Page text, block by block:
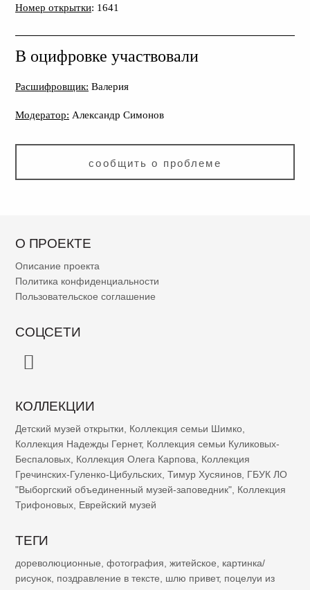
Номер открытки: 1641
В оцифровке участвовали
Расшифровщик: Валерия
Модератор: Александр Симонов
сообщить о проблеме
О ПРОЕКТЕ
Описание проекта
Политика конфиденциальности
Пользовательское соглашение
СОЦСЕТИ
КОЛЛЕКЦИИ
Детский музей открытки Коллекция семьи Шимко
Коллекция Надежды Гернет, Коллекция семьи Куликовых-
Беспаловых Коллекция Олега Карпова
Коллекция
Гречинских-Гуленко-Цибульских Тимур Хусяинов ГБУК ЛО
"Выборгский объединенный музей-заповедник" Коллекция
Трифоновых Еврейский музей
ТЕГИ
дореволюционные фотография житейское
картинка/
рисунок поздравление в тексте шлю привет, поцелуи из